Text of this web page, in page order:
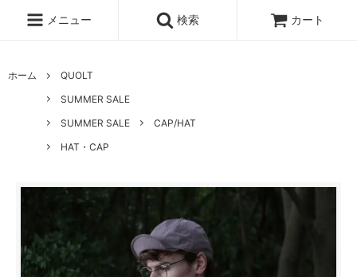
メニュー 検索 カート
ホーム
QUOLT
SUMMER SALE
SUMMER SALE
CAP/HAT
HAT・CAP